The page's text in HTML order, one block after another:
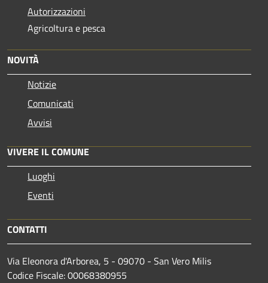
Autorizzazioni
Agricoltura e pesca
NOVITÀ
Notizie
Comunicati
Avvisi
VIVERE IL COMUNE
Luoghi
Eventi
CONTATTI
Via Eleonora d'Arborea, 5 - 09070 - San Vero Milis
Codice Fiscale: 00068380955